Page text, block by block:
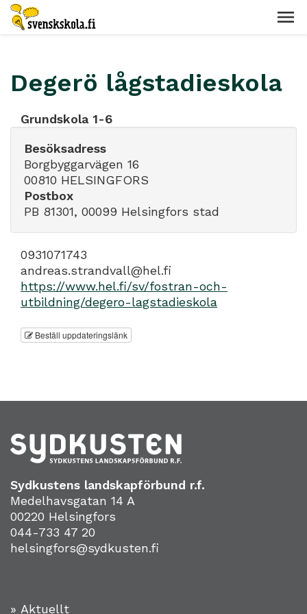
Degerö lågstadieskola
Grundskola 1-6
Besöksadress
Borgbyggarvägen 16
00810 HELSINGFORS
Postbox
PB 81301, 00099 Helsingfors stad
0931071743
andreas.strandvall@hel.fi
https://www.hel.fi/sv/fostran-och-
utbildning/degero-lagstadieskola
Beställ uppdateringslänk
Sydkustens landskapförbund r.f.
Medelhavsgatan 14 A
00220 Helsingfors
044-733 47 20
helsingfors@sydkusten.fi
» Aktuellt